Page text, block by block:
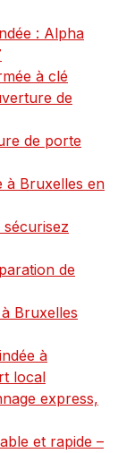
: Alpha
à clé
de
de porte
à Bruxelles en
de
Bruxelles
à
local
express,
et rapide –